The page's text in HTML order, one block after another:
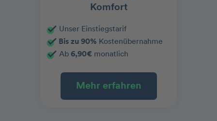
Komfort
Unser Einstiegstarif
Bis zu 90% Kostenübernahme
Ab 6,90€ monatlich
Mehr erfahren